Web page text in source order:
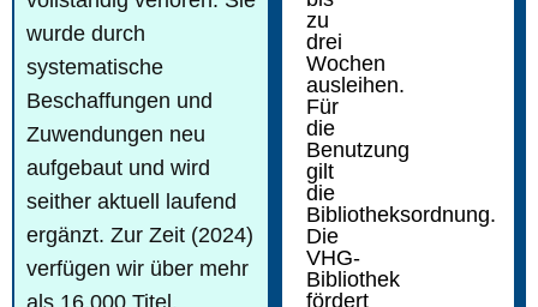
wurde durch
systematische
Beschaffungen und
Zuwendungen neu
aufgebaut und wird
seither aktuell laufend
ergänzt. Zur Zeit (2024)
verfügen wir über mehr
als 16.000 Titel.
zu
drei
Wochen
ausleihen.
Für
die
Benutzung
gilt
die
Bibliotheksordnung.
Die
VHG-
Bibliothek
fördert